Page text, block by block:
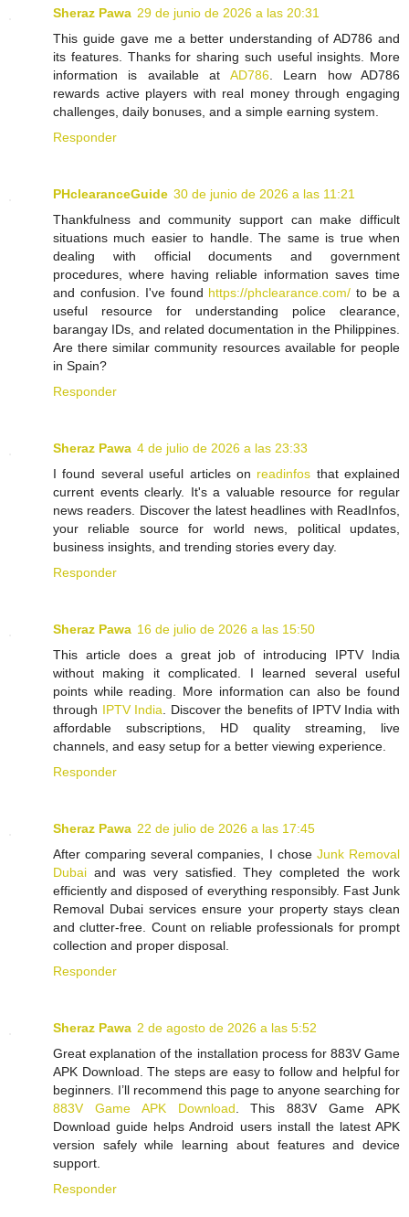
Sheraz Pawa 29 de junio de 2026 a las 20:31
This guide gave me a better understanding of AD786 and
its features. Thanks for sharing such useful insights. More
information is available at AD786. Learn how AD786
rewards active players with real money through engaging
challenges, daily bonuses, and a simple earning system.
Responder
PHclearanceGuide 30 de junio de 2026 a las 11:21
Thankfulness and community support can make difficult
situations much easier to handle. The same is true when
dealing with official documents and government
procedures, where having reliable information saves time
and confusion. I've found https://phclearance.com/ to be a
useful resource for understanding police clearance,
barangay IDs, and related documentation in the Philippines.
Are there similar community resources available for people
in Spain?
Responder
Sheraz Pawa 4 de julio de 2026 a las 23:33
I found several useful articles on readinfos that explained
current events clearly. It's a valuable resource for regular
news readers. Discover the latest headlines with ReadInfos,
your reliable source for world news, political updates,
business insights, and trending stories every day.
Responder
Sheraz Pawa 16 de julio de 2026 a las 15:50
This article does a great job of introducing IPTV India
without making it complicated. I learned several useful
points while reading. More information can also be found
through IPTV India . Discover the benefits of IPTV India with
affordable subscriptions, HD quality streaming, live
channels, and easy setup for a better viewing experience.
Responder
Sheraz Pawa 22 de julio de 2026 a las 17:45
After comparing several companies, I chose Junk Removal
Dubai and was very satisfied. They completed the work
efficiently and disposed of everything responsibly. Fast Junk
Removal Dubai services ensure your property stays clean
and clutter-free. Count on reliable professionals for prompt
collection and proper disposal.
Responder
Sheraz Pawa 2 de agosto de 2026 a las 5:52
Great explanation of the installation process for 883V Game
APK Download. The steps are easy to follow and helpful for
beginners. I’ll recommend this page to anyone searching for
883V Game APK Download . This 883V Game APK
Download guide helps Android users install the latest APK
version safely while learning about features and device
support.
Responder